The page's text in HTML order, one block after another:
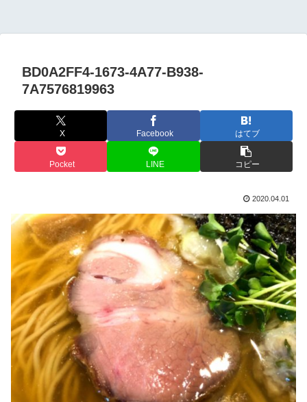
BD0A2FF4-1673-4A77-B938-
7A7576819963
X Facebook はてブ
Pocket LINE コピー
2020.04.01